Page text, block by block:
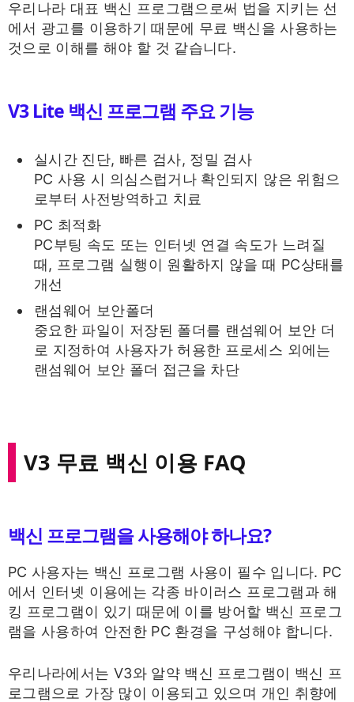
우리나라 대표 백신 프로그램으로써 법을 지키는 선
에서 광고를 이용하기 때문에 무료 백신을 사용하는
것으로 이해를 해야 할 것 같습니다.
V3 Lite 백신 프로그램 주요 기능
실시간 진단, 빠른 검사, 정밀 검사
PC 사용 시 의심스럽거나 확인되지 않은 위험으
로부터 사전방역하고 치료
PC 최적화
PC부팅 속도 또는 인터넷 연결 속도가 느려질
때, 프로그램 실행이 원활하지 않을 때 PC상태를
개선
랜섬웨어 보안폴더
중요한 파일이 저장된 폴더를 랜섬웨어 보안 더
로 지정하여 사용자가 허용한 프로세스 외에는
랜섬웨어 보안 폴더 접근을 차단
V3 무료 백신 이용 FAQ
백신 프로그램을 사용해야 하나요?
PC 사용자는 백신 프로그램 사용이 필수 입니다. PC
에서 인터넷 이용에는 각종 바이러스 프로그램과 해
킹 프로그램이 있기 때문에 이를 방어할 백신 프로그
램을 사용하여 안전한 PC 환경을 구성해야 합니다.
우리나라에서는 V3와 알약 백신 프로그램이 백신 프
로그램으로 가장 많이 이용되고 있으며 개인 취향에